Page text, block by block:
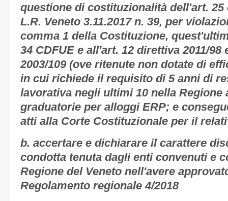
questione di costituzionalità dell'art. 25
L.R. Veneto 3.11.2017 n. 39, per
comma 1 della Costituzione,
34 CDFUE e all'art. 12 direttiva 2011/98
2003/109 (ove ritenute non dotate di
in cui richiede il requisito di 5 anni di
lavorativa negli ultimi 10 nella Regione
graduatorie per alloggi ERP; e
atti alla Corte Costituzionale per il
b. accertare e dichiarare il carattere
condotta tenuta dagli enti convenuti e
Regione del Veneto nell'avere
Regolamento regionale 4/2018